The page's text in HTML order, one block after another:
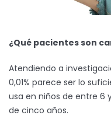
¿Qué pacientes son
Atendiendo a
0,01% parece ser lo
usa en niños de entre 6
de cinco años.